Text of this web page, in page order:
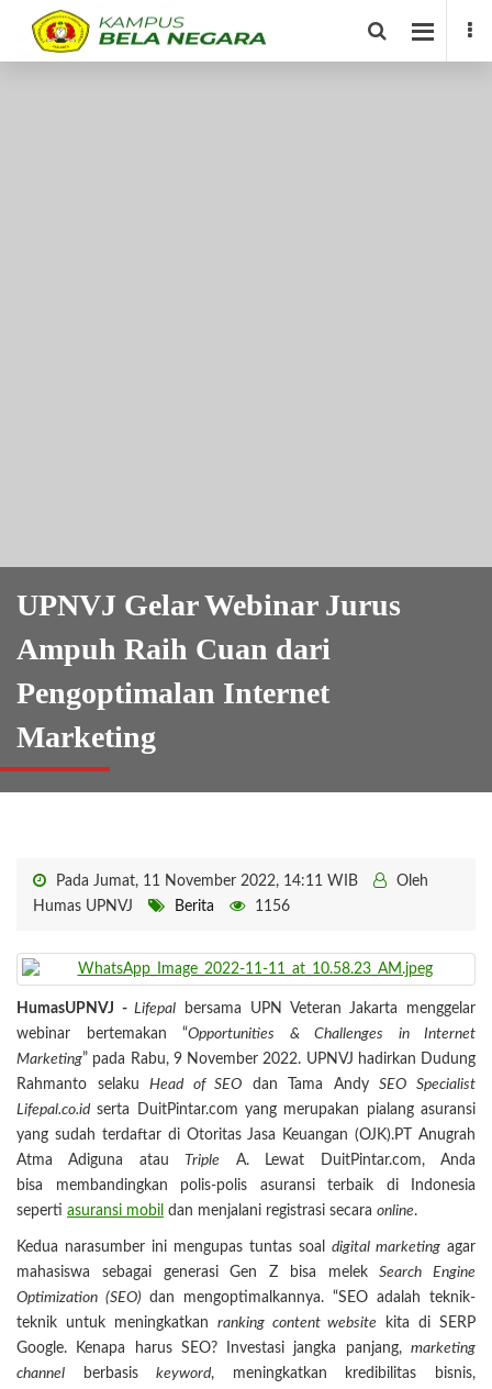
UPNVJ Gelar Webinar Jurus
Ampuh Raih Cuan dari
Pengoptimalan Internet
Marketing
Pada Jumat, 11 November 2022, 14:11 WIB
Oleh
Humas UPNVJ
Berita 1156
HumasUPNVJ -Lifepal bersama UPN Veteran Jakarta menggelar
webinar bertemakan “Opportunities & Challenges in Internet
Marketing” pada Rabu, 9 November 2022. UPNVJ hadirkan Dudung
Rahmanto selakuHead of SEO dan Tama AndySEO Specialist
Lifepal.co.id serta DuitPintar.com yang merupakan pialang asuransi
yang sudah terdaftar di Otoritas Jasa Keuangan (OJK).PT Anugrah
Atma Adiguna atau
Triple A. Lewat DuitPintar.com, Anda
bisa membandingkan polis-polis asuransi terbaik di Indonesia
seperti asuransi mobil dan menjalani registrasi secara online.
Kedua narasumber ini mengupas tuntas soal digital marketing agar
mahasiswa sebagai generasi Gen Z bisa melekSearch Engine
Optimization (SEO) dan mengoptimalkannya. “SEO adalah teknik-
teknik untuk meningkatkan ranking content website kita di SERP
Google. Kenapa harus SEO? Investasi jangka panjang, marketing
channel berbasiskeyword, meningkatkan kredibilitas bisnis,